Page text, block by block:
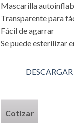
Mascarilla
Transparente para
Fácil de agarrar
Se puede esterilizar
Cotizar